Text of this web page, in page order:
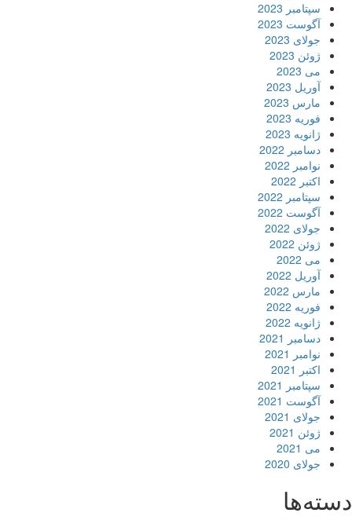
سپتامبر 2023
آگوست 2023
جولای 2023
ژوئن 2023
می 2023
آوریل 2023
مارس 2023
فوریه 2023
ژانویه 2023
دسامبر 2022
نوامبر 2022
اکتبر 2022
سپتامبر 2022
آگوست 2022
جولای 2022
ژوئن 2022
می 2022
آوریل 2022
مارس 2022
فوریه 2022
ژانویه 2022
دسامبر 2021
نوامبر 2021
اکتبر 2021
سپتامبر 2021
آگوست 2021
جولای 2021
ژوئن 2021
می 2021
جولای 2020
دسته‌ها